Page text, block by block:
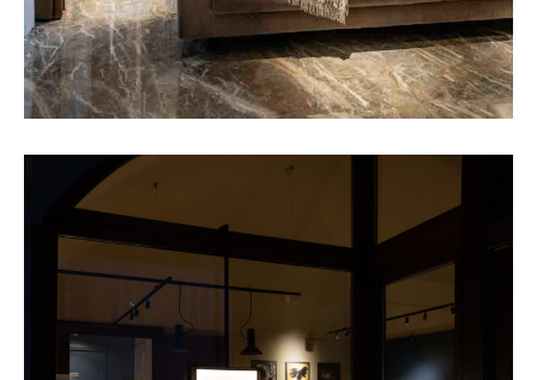
TANNERE’